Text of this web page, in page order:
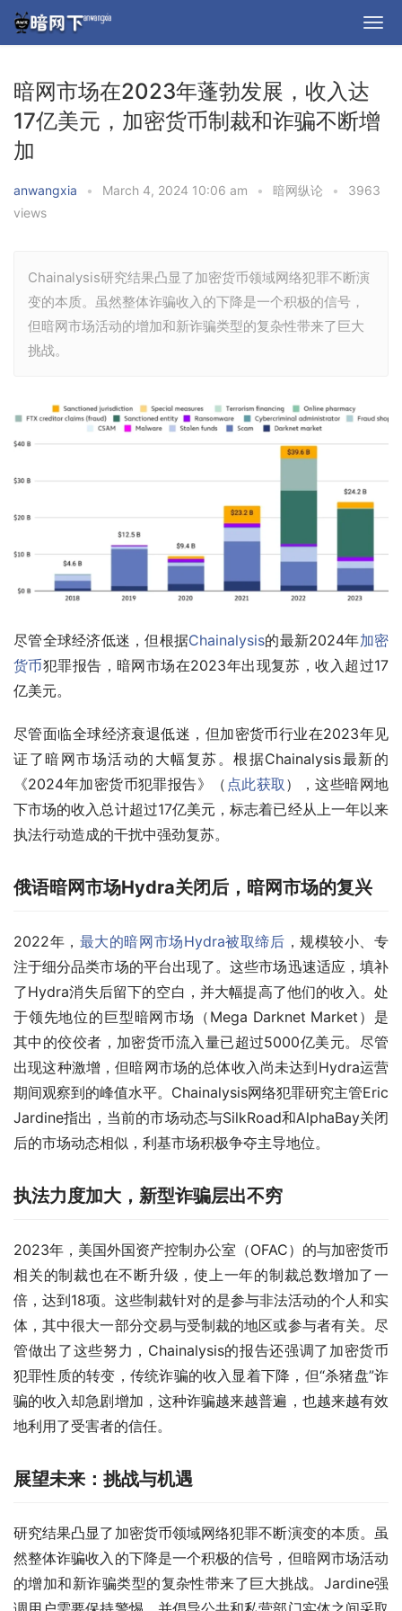
暗网市场在2023年蓬勃发展，收入达
17亿美元，加密货币制裁和诈骗不断增
加
anwangxia • March 4, 2024 10:06 am • 暗网纵论 •
3963
views
Chainalysis研究结果凸显了加密货币领域网络犯罪不断演
变的本质。虽然整体诈骗收入的下降是一个积极的信号，
但暗网市场活动的增加和新诈骗类型的复杂性带来了巨大
挑战。
尽管全球经济低迷，但根据Chainalysis的最新2024年加密
货币犯罪报告，暗网市场在2023年出现复苏，收入超过17
亿美元。
尽管面临全球经济衰退低迷，但加密货币行业在2023年见
证了暗网市场活动的大幅复苏。根据Chainalysis最新的
《2024年加密货币犯罪报告》（ 点此获取 ），这些暗网地
下市场的收入总计超过17亿美元，标志着已经从上一年以来
执法行动造成的干扰中强劲复苏。
俄语暗网市场Hydra关闭后，暗网市场的复兴
2022年， 最大的暗网市场Hydra被取缔后 ，规模较小、专
注于细分品类市场的平台出现了。这些市场迅速适应，填补
了Hydra消失后留下的空白，并大幅提高了他们的收入。处
于领先地位的巨型暗网市场（Mega Darknet Market）是
其中的佼佼者，加密货币流入量已超过5000亿美元。尽管
出现这种激增，但暗网市场的总体收入尚未达到Hydra运营
期间观察到的峰值水平。Chainalysis网络犯罪研究主管Eric
Jardine指出，当前的市场动态与SilkRoad和AlphaBay关闭
后的市场动态相似，利基市场积极争夺主导地位。
执法力度加大，新型诈骗层出不穷
2023年，美国外国资产控制办公室（OFAC）的与加密货币
相关的制裁也在不断升级，使上一年的制裁总数增加了一
倍，达到18项。这些制裁针对的是参与非法活动的个人和实
体，其中很大一部分交易与受制裁的地区或参与者有关。尽
管做出了这些努力，Chainalysis的报告还强调了加密货币
犯罪性质的转变，传统诈骗的收入显着下降，但“杀猪盘”诈
骗的收入却急剧增加，这种诈骗越来越普遍，也越来越有效
地利用了受害者的信任。
展望未来：挑战与机遇
研究结果凸显了加密货币领域网络犯罪不断演变的本质。虽
然整体诈骗收入的下降是一个积极的信号，但暗网市场活动
的增加和新诈骗类型的复杂性带来了巨大挑战。Jardine强